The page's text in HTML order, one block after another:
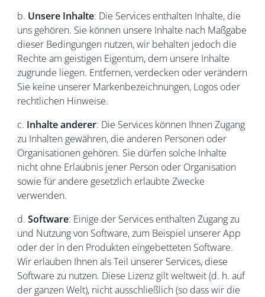
b. Unsere Inhalte: Die Services enthalten Inhalte, die
uns gehören. Sie können unsere Inhalte nach Maßgabe
dieser Bedingungen nutzen, wir behalten jedoch die
Rechte am geistigen Eigentum, dem unsere Inhalte
zugrunde liegen. Entfernen, verdecken oder verändern
Sie keine unserer Markenbezeichnungen, Logos oder
rechtlichen Hinweise.
c. Inhalte anderer: Die Services können Ihnen Zugang
zu Inhalten gewähren, die anderen Personen oder
Organisationen gehören. Sie dürfen solche Inhalte
nicht ohne Erlaubnis jener Person oder Organisation
sowie für andere gesetzlich erlaubte Zwecke
verwenden.
d. Software: Einige der Services enthalten Zugang zu
und Nutzung von Software, zum Beispiel unserer App
oder der in den Produkten eingebetteten Software.
Wir erlauben Ihnen als Teil unserer Services, diese
Software zu nutzen. Diese Lizenz gilt weltweit (d. h. auf
der ganzen Welt), nicht ausschließlich (so dass wir die